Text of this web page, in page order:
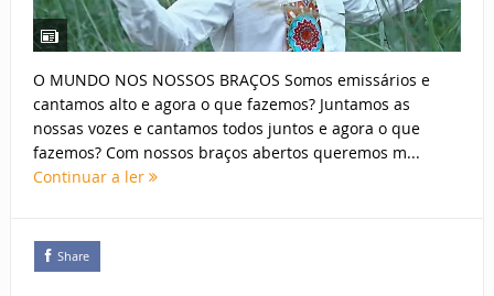
O MUNDO NOS NOSSOS BRAÇOS Somos emissários e
cantamos alto e agora o que fazemos? Juntamos as
nossas vozes e cantamos todos juntos e agora o que
fazemos? Com nossos braços abertos queremos m...
Continuar a ler
Share